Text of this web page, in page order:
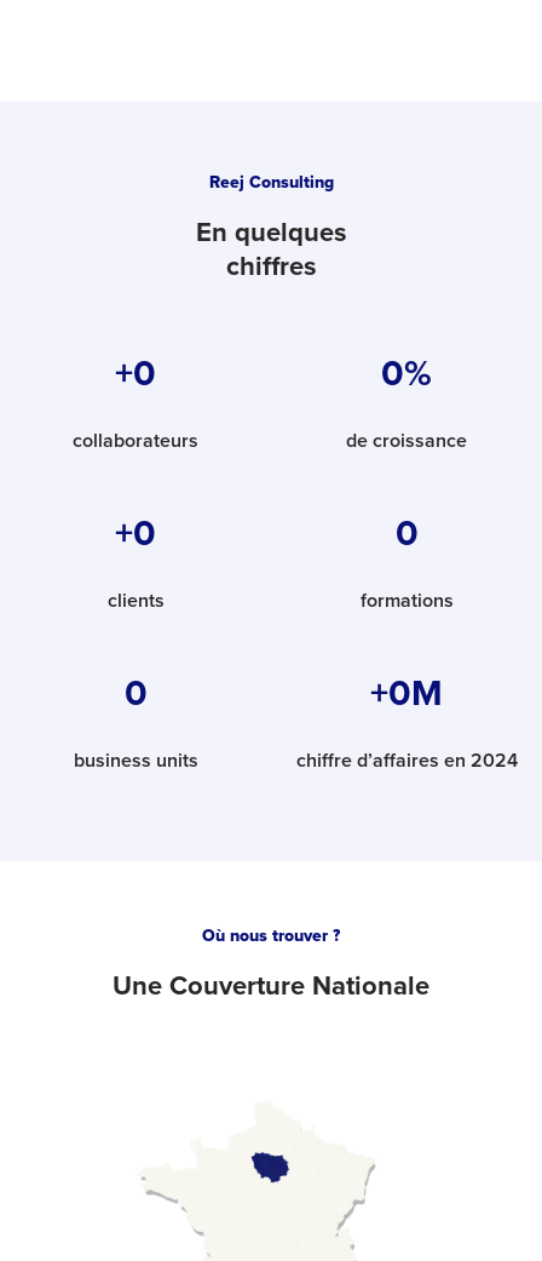
Reej Consulting
En quelques
chiffres
collaborateurs
+0
de croissance
0%
clients
+0
formations
0
business units
0
chiffre d’affaires en 2024
+0M
Où nous trouver ?
UneCouverture Nationale